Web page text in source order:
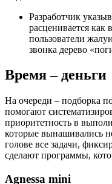
Разработчик
расценивается
пользователи
звонка дерево
Время – деньги
На очереди – подборка
помогают
приоритетность в
которые вынашивались
голове все задачи,
сделают программы,
Agnessa mini